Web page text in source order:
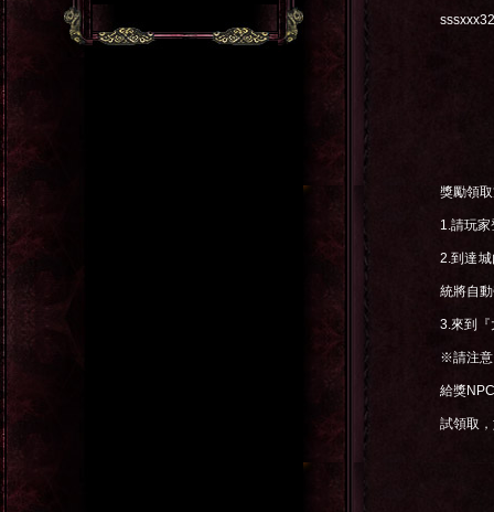
獎勵領
1.請玩家
2.到達
統將自
3.來到『
※請注
給獎
試領取